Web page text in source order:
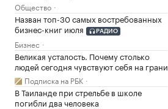
Общество
Назван топ-30 самых востребованных
бизнес-книг июля
РАДИО
Бизнес
Великая усталость. Почему столько
людей сегодня чувствуют себя на грани
Подписка на РБК
В Таиланде при стрельбе в школе
погибли два человека